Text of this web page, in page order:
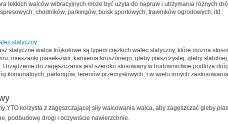
lekkich walców wibracyjnych może być użyta do napraw i utrzymania różnych
chodników, parkingów, boisk sportowych, trawników ogrodowych, itd.
statyczny
statyczne walce trójkołowe są typem ciężkich walec statyczny, które można
mieszanki piasek-żwir, kamienia kruszonego, gleby piaszczystej, gleby
Urządzenie do zagęszczania jest szeroko stosowany w budownictwie podłoża
komunalnych, parkingów, terenów przemysłowych, i w wielu innych
YTO korzysta z zagęszczającej siły walcowania walca, aby zagęszczać gleby
podbudowę drogi i oczywiście nawierzchnie.